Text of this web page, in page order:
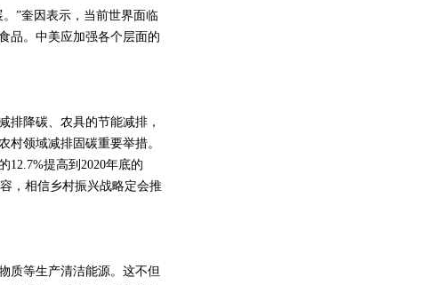
”奎因表示，当前世界面临
品。中美应加强各个层面的
降碳、农具的节能减排，
村领域减排固碳重要举措。
12.7%提高到2020年底的
，相信乡村振兴战略定会推
等生产清洁能源。这不但